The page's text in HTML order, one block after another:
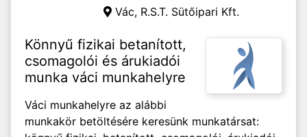
Vác, R.S.T. Sütőipari Kft.
Könnyű fizikai betanított,
csomagolói és árukiadói
munka váci munkahelyre
Váci munkahelyre az alábbi
munkakör betöltésére keresünk munkatársat: